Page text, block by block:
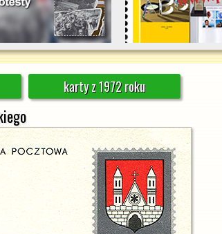
karty z 1972 roku